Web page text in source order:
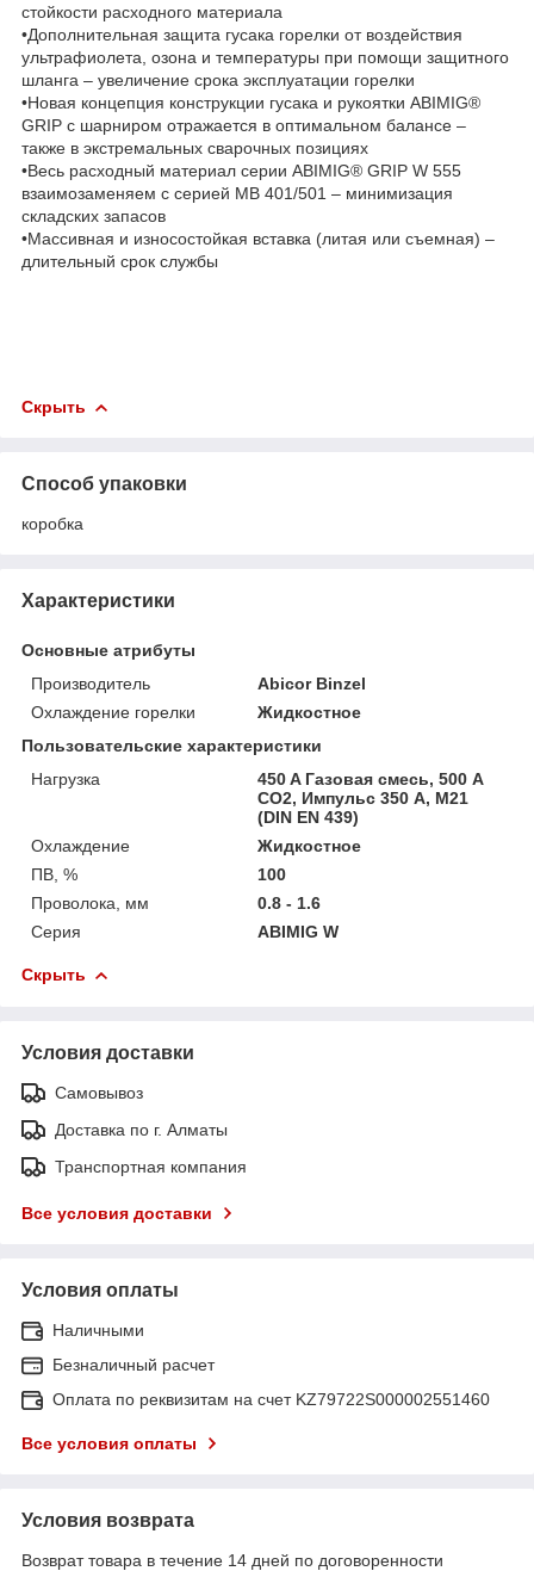
стойкости расходного материала
•Дополнительная защита гусака горелки от воздействия
ультрафиолета, озона и температуры при помощи защитного
шланга – увеличение срока эксплуатации горелки
•Новая концепция конструкции гусака и рукоятки ABIMIG®
GRIP с шарниром отражается в оптимальном балансе –
также в экстремальных сварочных позициях
•Весь расходный материал серии ABIMIG® GRIP W 555
взаимозаменяем с серией МВ 401/501 – минимизация
складских запасов
•Массивная и износостойкая вставка (литая или съемная) –
длительный срок службы
Скрыть
Способ упаковки
коробка
Характеристики
Основные атрибуты
Производитель
Abicor Binzel
Охлаждение горелки
Жидкостное
Пользовательские характеристики
Нагрузка
450 A Газовая смесь, 500 A
CO2, Импульс 350 А, M21
(DIN EN 439)
Охлаждение
Жидкостное
ПВ, %
100
Проволока, мм
0.8 - 1.6
Серия
ABIMIG W
Скрыть
Условия доставки
Самовывоз
Доставка по г. Алматы
Транспортная компания
Все условия доставки
Условия оплаты
Наличными
Безналичный расчет
Оплата по реквизитам на счет KZ79722S000002551460
Все условия оплаты
Условия возврата
Возврат товара в течение 14 дней по договоренности